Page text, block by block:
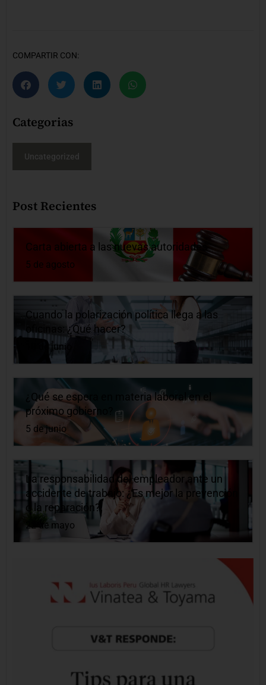
COMPARTIR CON:
Categorias
Uncategorized
Post Recientes
Carta abierta a las nuevas autoridades
5 de agosto
Cuando la polarización política llega a las
oficinas: ¿Qué hacer?
10 de junio
¿Qué se espera en materia laboral en el
próximo gobierno?
5 de junio
La responsabilidad del empleador ante un
accidente de trabajo: ¿Es mejor la prevención
o la reparación?
22 de mayo